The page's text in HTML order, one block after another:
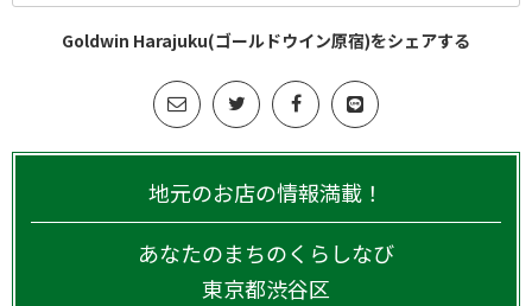
Goldwin Harajuku(ゴールドウイン原宿)をシェアする
地元のお店の情報満載！
あなたのまちのくらしなび
東京都渋谷区